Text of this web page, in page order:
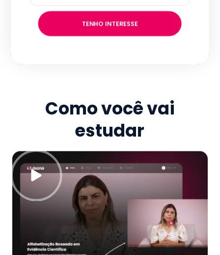
TENHO INTERESSE
Como você vai
estudar